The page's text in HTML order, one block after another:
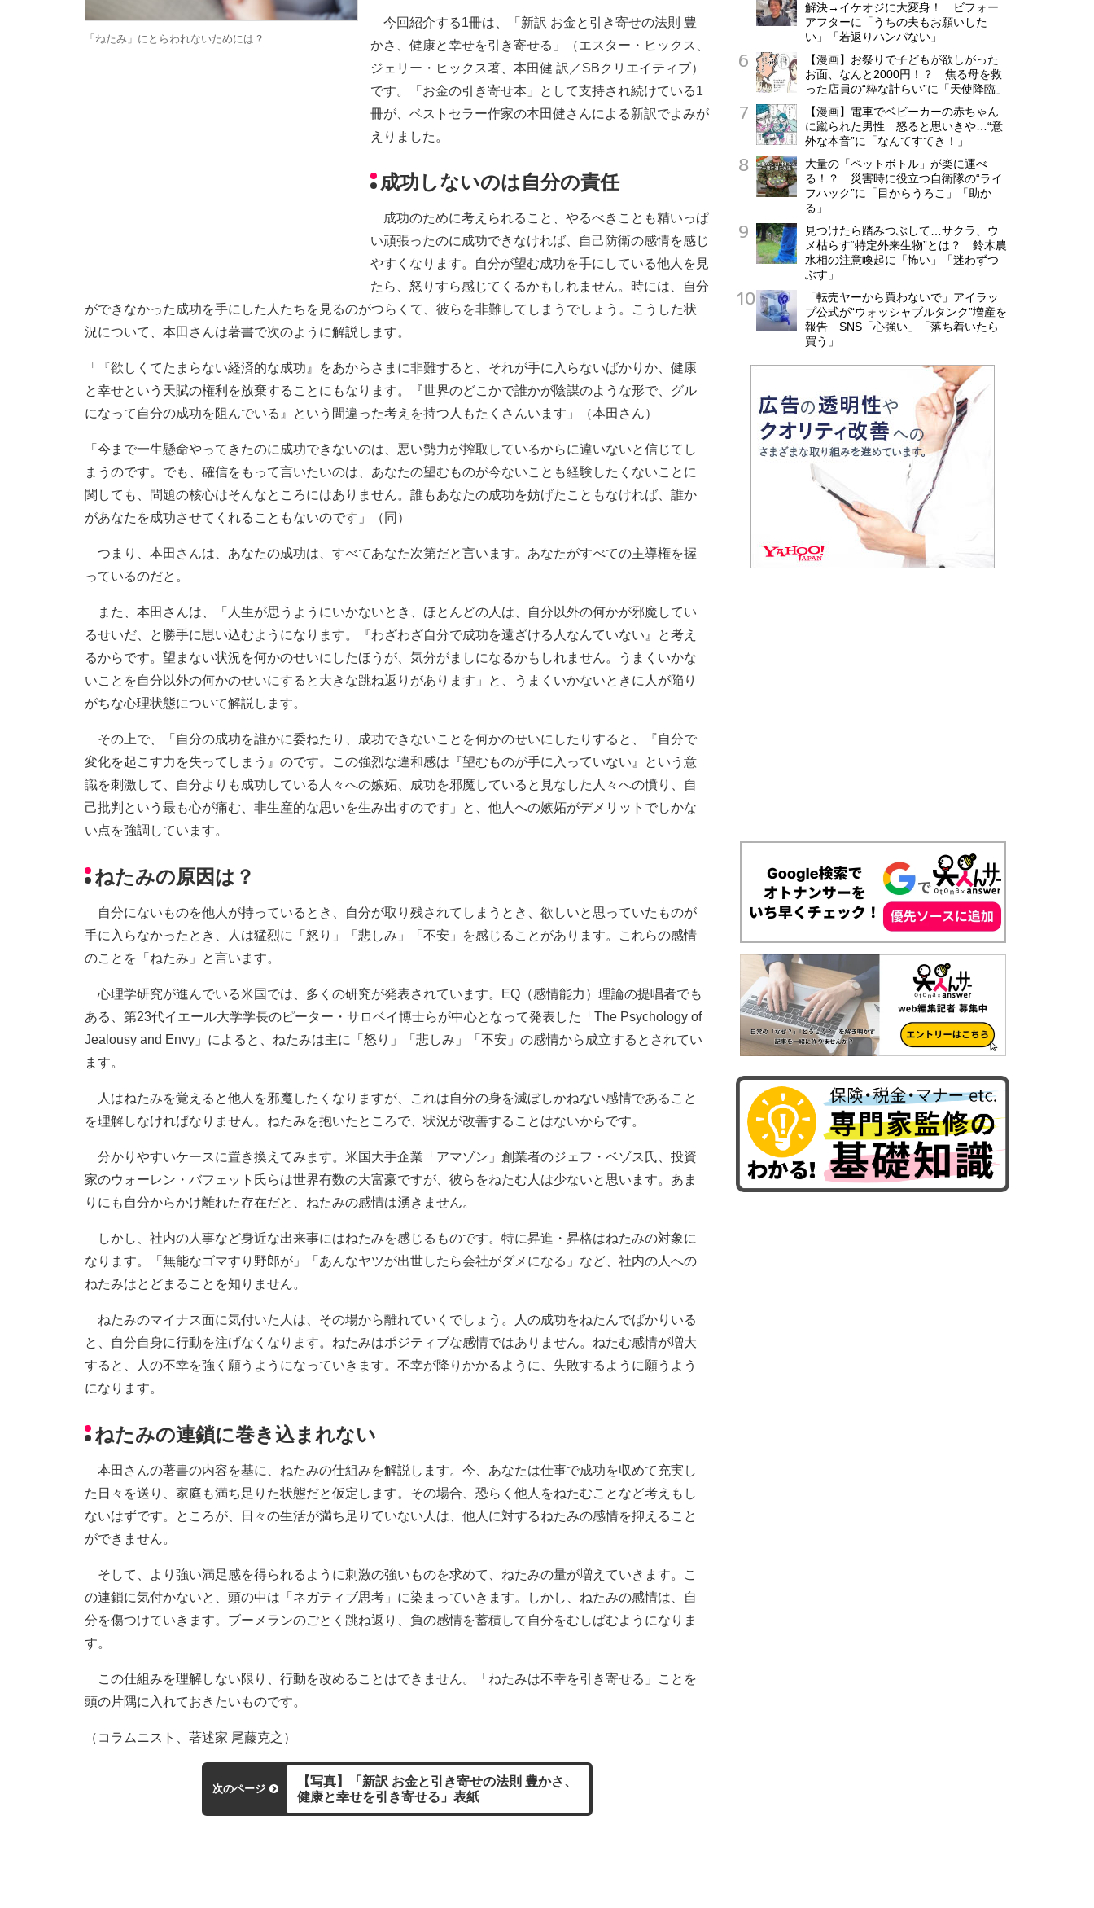
「ねたみ」にとらわれないためには？
今回紹介する1冊は、「新訳 お金と引き寄せの法則 豊
かさ、健康と幸せを引き寄せる」（エスター・ヒックス、
ジェリー・ヒックス著、本田健 訳／SBクリエイティブ）
です。「お金の引き寄せ本」として支持され続けている1
冊が、ベストセラー作家の本田健さんによる新訳でよみが
えりました。
成功しないのは自分の責任
成功のために考えられること、やるべきことも精いっぱ
い頑張ったのに成功できなければ、自己防衛の感情を感じ
やすくなります。自分が望む成功を手にしている他人を見
たら、怒りすら感じてくるかもしれません。時には、自分
ができなかった成功を手にした人たちを見るのがつらくて、彼らを非難してしまうでしょう。こうした状
況について、本田さんは著書で次のように解説します。
「『欲しくてたまらない経済的な成功』をあからさまに非難すると、それが手に入らないばかりか、健康
と幸せという天賦の権利を放棄することにもなります。『世界のどこかで誰かが陰謀のような形で、グル
になって自分の成功を阻んでいる』という間違った考えを持つ人もたくさんいます」（本田さん）
「今まで一生懸命やってきたのに成功できないのは、悪い勢力が搾取しているからに違いないと信じてし
まうのです。でも、確信をもって言いたいのは、あなたの望むものが今ないことも経験したくないことに
関しても、問題の核心はそんなところにはありません。誰もあなたの成功を妨げたこともなければ、誰か
があなたを成功させてくれることもないのです」（同）
つまり、本田さんは、あなたの成功は、すべてあなた次第だと言います。あなたがすべての主導権を握
っているのだと。
また、本田さんは、「人生が思うようにいかないとき、ほとんどの人は、自分以外の何かが邪魔してい
るせいだ、と勝手に思い込むようになります。『わざわざ自分で成功を遠ざける人なんていない』と考え
るからです。望まない状況を何かのせいにしたほうが、気分がましになるかもしれません。うまくいかな
いことを自分以外の何かのせいにすると大きな跳ね返りがあります」と、うまくいかないときに人が陥り
がちな心理状態について解説します。
その上で、「自分の成功を誰かに委ねたり、成功できないことを何かのせいにしたりすると、『自分で
変化を起こす力を失ってしまう』のです。この強烈な違和感は『望むものが手に入っていない』という意
識を刺激して、自分よりも成功している人々への嫉妬、成功を邪魔していると見なした人々への憤り、自
己批判という最も心が痛む、非生産的な思いを生み出すのです」と、他人への嫉妬がデメリットでしかな
い点を強調しています。
ねたみの原因は？
自分にないものを他人が持っているとき、自分が取り残されてしまうとき、欲しいと思っていたものが
手に入らなかったとき、人は猛烈に「怒り」「悲しみ」「不安」を感じることがあります。これらの感情
のことを「ねたみ」と言います。
心理学研究が進んでいる米国では、多くの研究が発表されています。EQ（感情能力）理論の提唱者でも
ある、第23代イエール大学学長のピーター・サロベイ博士らが中心となって発表した「The Psychology of
Jealousy and Envy」によると、ねたみは主に「怒り」「悲しみ」「不安」の感情から成立するとされてい
ます。
人はねたみを覚えると他人を邪魔したくなりますが、これは自分の身を滅ぼしかねない感情であること
を理解しなければなりません。ねたみを抱いたところで、状況が改善することはないからです。
分かりやすいケースに置き換えてみます。米国大手企業「アマゾン」創業者のジェフ・ベゾス氏、投資
家のウォーレン・バフェット氏らは世界有数の大富豪ですが、彼らをねたむ人は少ないと思います。あま
りにも自分からかけ離れた存在だと、ねたみの感情は湧きません。
しかし、社内の人事など身近な出来事にはねたみを感じるものです。特に昇進・昇格はねたみの対象に
なります。「無能なゴマすり野郎が」「あんなヤツが出世したら会社がダメになる」など、社内の人への
ねたみはとどまることを知りません。
ねたみのマイナス面に気付いた人は、その場から離れていくでしょう。人の成功をねたんでばかりいる
と、自分自身に行動を注げなくなります。ねたみはポジティブな感情ではありません。ねたむ感情が増大
すると、人の不幸を強く願うようになっていきます。不幸が降りかかるように、失敗するように願うよう
になります。
ねたみの連鎖に巻き込まれない
本田さんの著書の内容を基に、ねたみの仕組みを解説します。今、あなたは仕事で成功を収めて充実し
た日々を送り、家庭も満ち足りた状態だと仮定します。その場合、恐らく他人をねたむことなど考えもし
ないはずです。ところが、日々の生活が満ち足りていない人は、他人に対するねたみの感情を抑えること
ができません。
そして、より強い満足感を得られるように刺激の強いものを求めて、ねたみの量が増えていきます。こ
の連鎖に気付かないと、頭の中は「ネガティブ思考」に染まっていきます。しかし、ねたみの感情は、自
分を傷つけていきます。ブーメランのごとく跳ね返り、負の感情を蓄積して自分をむしばむようになりま
す。
この仕組みを理解しない限り、行動を改めることはできません。「ねたみは不幸を引き寄せる」ことを
頭の片隅に入れておきたいものです。
（コラムニスト、著述家 尾藤克之）
次のページ
【写真】「新訳 お金と引き寄せの法則 豊かさ、
健康と幸せを引き寄せる」表紙
解決→イケオジに大変身！ ビフォー
アフターに「うちの夫もお願いした
い」「若返りハンパない」
【漫画】お祭りで子どもが欲しがった
お面、なんと2000円！？ 焦る母を救
った店員の“粋な計らい”に「天使降臨」
【漫画】電車でベビーカーの赤ちゃん
に蹴られた男性 怒ると思いきや…“意
外な本音”に「なんてすてき！」
大量の「ペットボトル」が楽に運べ
る！？ 災害時に役立つ自衛隊の“ライ
フハック”に「目からうろこ」「助か
る」
見つけたら踏みつぶして…サクラ、ウ
メ枯らす“特定外来生物”とは？ 鈴木農
水相の注意喚起に「怖い」「迷わずつ
ぶす」
「転売ヤーから買わないで」アイラッ
プ公式が“ウォッシャブルタンク”増産を
報告 SNS「心強い」「落ち着いたら
買う」